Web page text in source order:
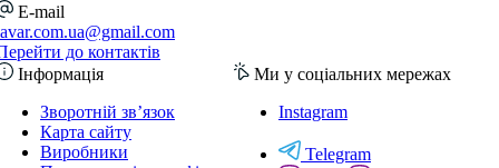
E-mail
до контактів
Інформація
Зворотній зв’язок
Карта сайту
Виробники
Ми у соціальних мережах
Instagram
Telegram